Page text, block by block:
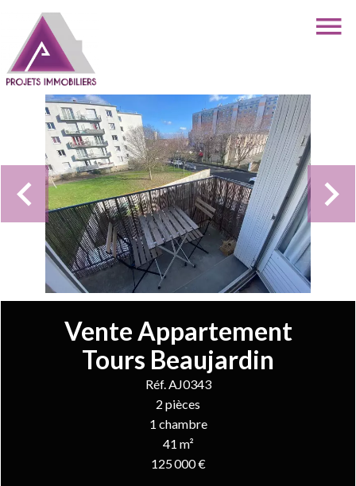
Vente Appartement
Tours Beaujardin
Réf. AJ0343
2 pièces
1 chambre
41 m²
125 000 €